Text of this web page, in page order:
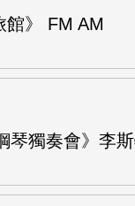
館》 FM AM
琴獨奏會》李